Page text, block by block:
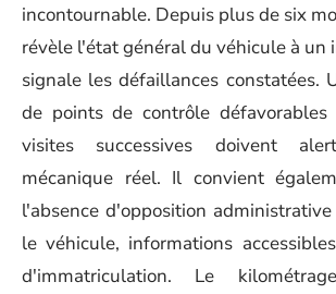
incontournable. Depuis plus de six
révèle l'état général du véhicule à un
signale les défaillances constatées.
de points de contrôle
visites successives doivent
mécanique réel. Il convient
l'absence d'opposition
le véhicule, informations
d'immatriculation. Le